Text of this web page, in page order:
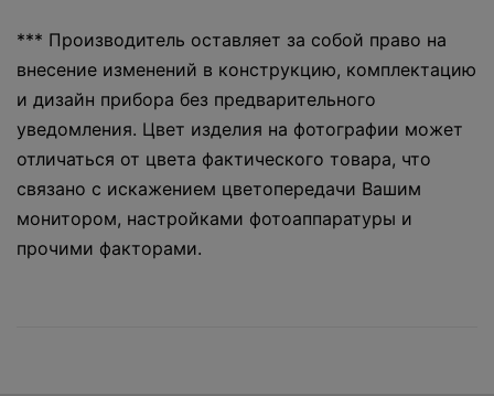
*** Производитель оставляет за собой право на
внесение изменений в конструкцию, комплектацию
и дизайн прибора без предварительного
уведомления. Цвет изделия на фотографии может
отличаться от цвета фактического товара, что
связано с искажением цветопередачи Вашим
монитором, настройками фотоаппаратуры и
прочими факторами.